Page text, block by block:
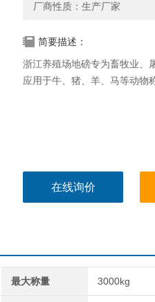
厂商性质：生产厂家
简要描述：
浙江养殖场地磅专为畜牧业、
应用于牛、猪、羊、马等动物
在线询价
最大称量 3000kg